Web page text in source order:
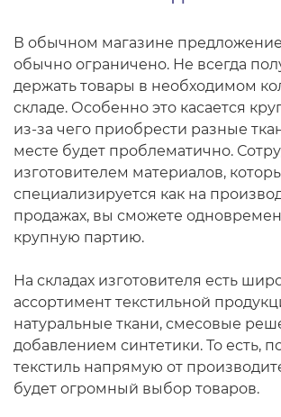
В обычном магазине
обычно ограничено. Не всегда
держать товары в необходимом
складе. Особенно это касается
из-за чего приобрести разные
месте будет проблематично.
изготовителем материалов,
специализируется как на
продажах, вы сможете
крупную партию.
На складах изготовителя есть
ассортимент текстильной
натуральные ткани, смесовые
добавлением синтетики. То есть,
текстиль напрямую от
будет огромный выбор товаров.